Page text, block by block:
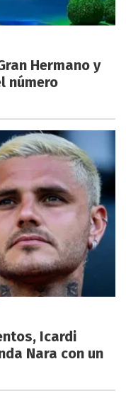
Hermano y
número
Icardi
Nara con un